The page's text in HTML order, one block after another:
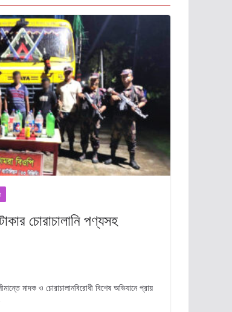
চোরাচালানি পণ্যসহ
মাদক ও চোরাচালানবিরোধী বিশেষ অভিযানে প্রায়